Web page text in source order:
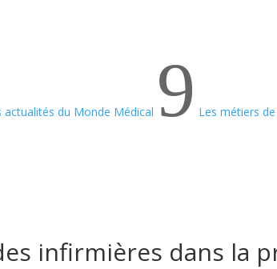
actualités du Monde Médical 9 Les métiers
infirmières dans la